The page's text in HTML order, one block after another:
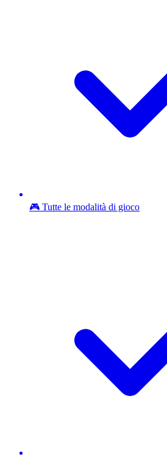
🎮 Tutte le modalità di gioco